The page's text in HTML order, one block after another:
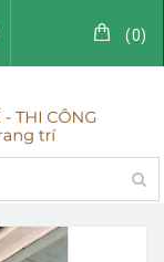
(0)